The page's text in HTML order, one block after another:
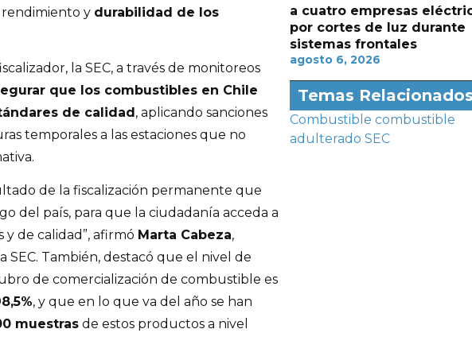
rendimiento y durabilidad de los
la SEC, a través de monitoreos
que los combustibles en Chile
de calidad, aplicando sanciones
temporales a las estaciones que no
de la fiscalización permanente que
del país, para que la ciudadanía acceda a
de calidad”, afirmó Marta Cabeza,
También, destacó que el nivel de
de comercialización de combustible es
, y que en lo que va del año se han
muestras de estos productos a nivel
a cuatro empresas
por cortes de luz durante
sistemas frontales
agosto 6, 2026
Temas Relacionados
Combustible combustible
adulterado SEC